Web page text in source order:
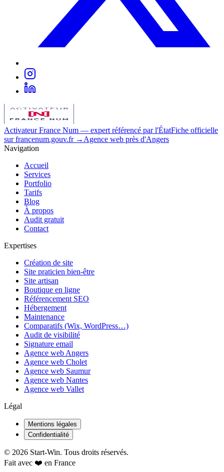
Activateur France Num — expert référencé par l'ÉtatFiche officielle
sur francenum.gouv.fr → Agence web près d'Angers
Navigation
Accueil
Services
Portfolio
Tarifs
Blog
À propos
Audit gratuit
Contact
Expertises
Création de site
Site praticien bien-être
Site artisan
Boutique en ligne
Référencement SEO
Hébergement
Maintenance
Comparatifs (Wix, WordPress…)
Audit de visibilité
Signature email
Agence web Angers
Agence web Cholet
Agence web Saumur
Agence web Nantes
Agence web Vallet
Légal
Mentions légales
Confidentialité
© 2026 Start-Win. Tous droits réservés.
Fait avec ❤️ en France